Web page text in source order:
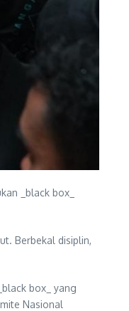
_black box_
Berbekal disiplin,
box_ yang
Nasional